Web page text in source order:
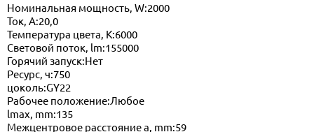
Номинальная мощность, W:2000
Ток, А:20,0
Температура цвета, K:6000
Световой поток, lm:155000
Горячий запуск:Нет
Ресурс, ч:750
цоколь:GY22
Рабочее положение:Любое
lmax, mm:135
Межцентровое расстояние a, mm:59